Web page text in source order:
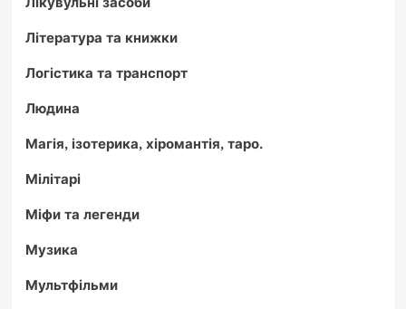
Література та книжки
Логістика та транспорт
Людина
Магія, ізотерика, хіромантія, таро.
Мілітарі
Міфи та легенди
Музика
Мультфільми